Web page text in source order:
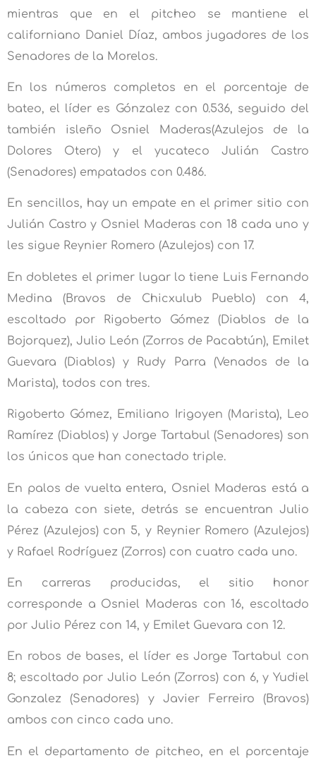
mientras que en el pitcheo se mantiene el
californiano Daniel Díaz, ambos jugadores de los
Senadores de la Morelos.
En los números completos en el porcentaje de
bateo, el líder es Gónzalez con 0.536, seguido del
también isleño Osniel Maderas(Azulejos de la
Dolores Otero) y el yucateco Julián Castro
(Senadores) empatados con 0.486.
En sencillos, hay un empate en el primer sitio con
Julián Castro y Osniel Maderas con 18 cada uno y
les sigue Reynier Romero (Azulejos) con 17.
En dobletes el primer lugar lo tiene Luis Fernando
Medina (Bravos de Chicxulub Pueblo) con 4,
escoltado por Rigoberto Gómez (Diablos de la
Bojorquez), Julio León (Zorros de Pacabtún), Emilet
Guevara (Diablos) y Rudy Parra (Venados de la
Marista), todos con tres.
Rigoberto Gómez, Emiliano Irigoyen (Marista), Leo
Ramírez (Diablos) y Jorge Tartabul (Senadores) son
los únicos que han conectado triple.
En palos de vuelta entera, Osniel Maderas está a
la cabeza con siete, detrás se encuentran Julio
Pérez (Azulejos) con 5, y Reynier Romero (Azulejos)
y Rafael Rodríguez (Zorros) con cuatro cada uno.
En carreras producidas, el sitio honor
corresponde a Osniel Maderas con 16, escoltado
por Julio Pérez con 14, y Emilet Guevara con 12.
En robos de bases, el líder es Jorge Tartabul con
8; escoltado por Julio León (Zorros) con 6, y Yudiel
Gonzalez (Senadores) y Javier Ferreiro (Bravos)
ambos con cinco cada uno.
En el departamento de pitcheo, en el porcentaje